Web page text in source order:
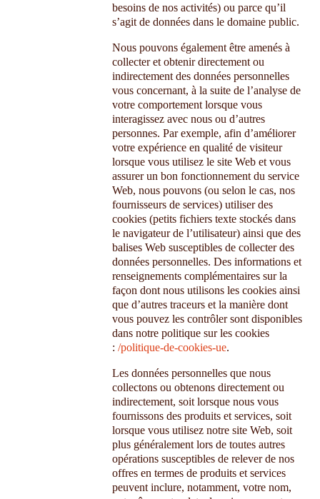
besoins de nos activités) ou parce qu’il
s’agit de données dans le domaine public.
Nous pouvons également être amenés à
collecter et obtenir directement ou
indirectement des données personnelles
vous concernant, à la suite de l’analyse de
votre comportement lorsque vous
interagissez avec nous ou d’autres
personnes. Par exemple, afin d’améliorer
votre expérience en qualité de visiteur
lorsque vous utilisez le site Web et vous
assurer un bon fonctionnement du service
Web, nous pouvons (ou selon le cas, nos
fournisseurs de services) utiliser des
cookies (petits fichiers texte stockés dans
le navigateur de l’utilisateur) ainsi que des
balises Web susceptibles de collecter des
données personnelles. Des informations et
renseignements complémentaires sur la
façon dont nous utilisons les cookies ainsi
que d’autres traceurs et la manière dont
vous pouvez les contrôler sont disponibles
dans notre politique sur les cookies
: /politique-de-cookies-ue.
Les données personnelles que nous
collectons ou obtenons directement ou
indirectement, soit lorsque nous vous
fournissons des produits et services, soit
lorsque vous utilisez notre site Web, soit
plus généralement lors de toutes autres
opérations susceptibles de relever de nos
offres en termes de produits et services
peuvent inclure, notamment, votre nom,